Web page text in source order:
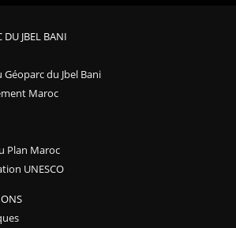
DU JBEL BANI
du Jbel Bani
Maroc
Plan Maroc
UNESCO